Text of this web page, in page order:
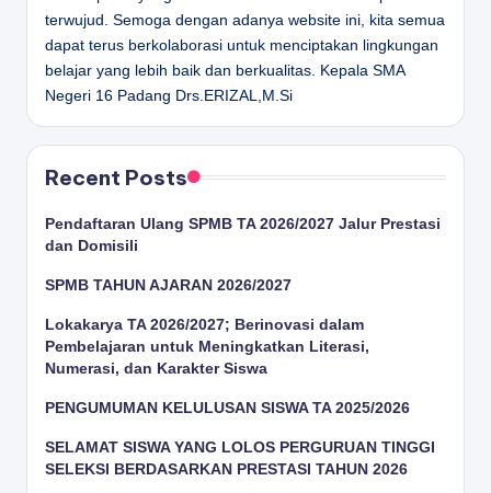
terwujud. Semoga dengan adanya website ini, kita semua
dapat terus berkolaborasi untuk menciptakan lingkungan
belajar yang lebih baik dan berkualitas.
Kepala SMA
Negeri 16 Padang Drs.ERIZAL,M.Si
Recent Posts
Pendaftaran Ulang SPMB TA 2026/2027 Jalur Prestasi
dan Domisili
SPMB TAHUN AJARAN 2026/2027
Lokakarya TA 2026/2027; Berinovasi dalam
Pembelajaran untuk Meningkatkan Literasi,
Numerasi, dan Karakter Siswa
PENGUMUMAN KELULUSAN SISWA TA 2025/2026
SELAMAT SISWA YANG LOLOS PERGURUAN TINGGI
SELEKSI BERDASARKAN PRESTASI TAHUN 2026